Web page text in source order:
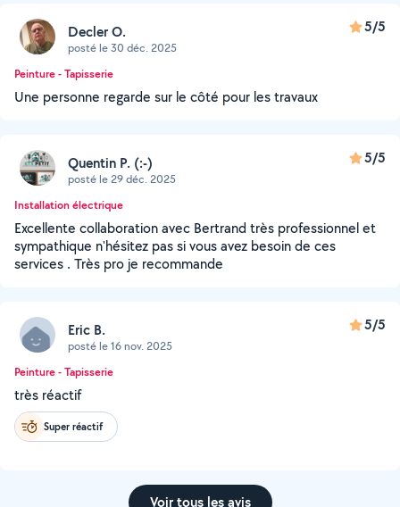
Decler O.
posté le 30 déc. 2025
5/5
Peinture - Tapisserie
Une personne regarde sur le côté pour les travaux
Quentin P. (:-)
posté le 29 déc. 2025
5/5
Installation électrique
Excellente collaboration avec Bertrand très professionnel et
sympathique n'hésitez pas si vous avez besoin de ces
services . Très pro je recommande
Eric B.
posté le 16 nov. 2025
5/5
Peinture - Tapisserie
très réactif
Super réactif
Voir tous les avis